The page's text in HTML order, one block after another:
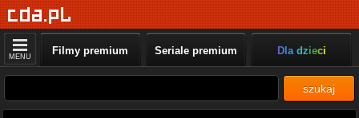
MENU Filmy premium Seriale premium Dla dzieci
szukaj